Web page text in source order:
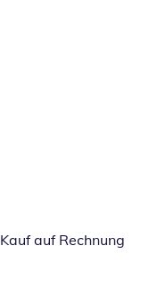
Kauf auf Rechnung